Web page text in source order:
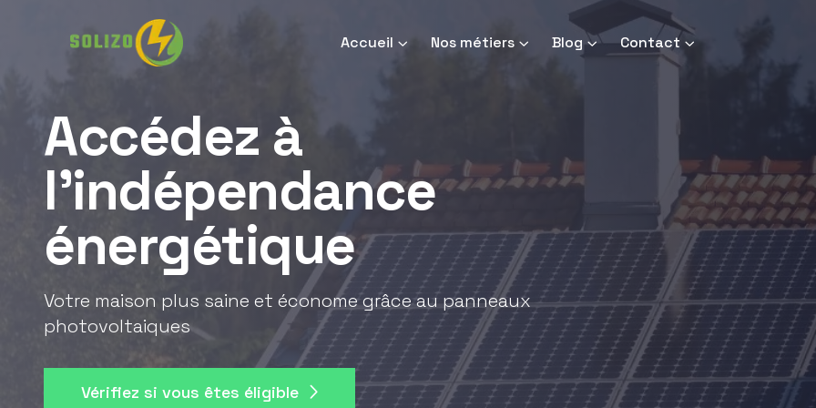
Accueil Nos métiers Blog Contact
Accédez à
l'indépendance
énergétique
Votre maison plus saine et économe grâce au panneaux
photovoltaiques
Vérifiez si vous êtes éligible